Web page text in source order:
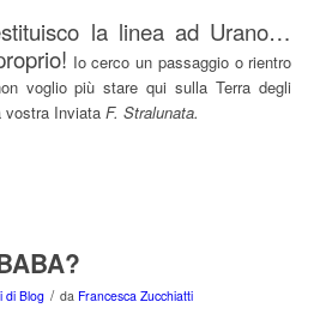
la linea ad Urano…
Io cerco un passaggio o rientro
voglio più stare qui sulla Terra degli
Inviata F. Stralunata.
di Blog / da Francesca Zucchiatti